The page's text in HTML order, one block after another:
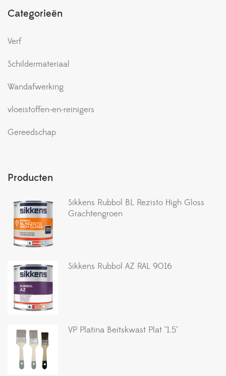
Categorieën
Verf
Schildermateriaal
Wandafwerking
vloeistoffen-en-reinigers
Gereedschap
Producten
Sikkens Rubbol BL Rezisto High Gloss
Grachtengroen
Sikkens Rubbol AZ RAL 9016
VP Platina Beitskwast Plat ''1.5''